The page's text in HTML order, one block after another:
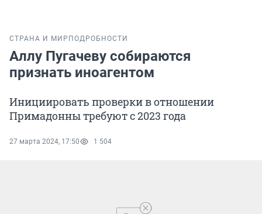
СТРАНА И МИР ПОДРОБНОСТИ
Аллу Пугачеву собираются
признать иноагентом
Инициировать проверки в отношении
Примадонны требуют с 2023 года
27 марта 2024, 17:50 1 504